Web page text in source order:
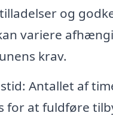
og
variere
krav.
Antallet af
for at fuldføre